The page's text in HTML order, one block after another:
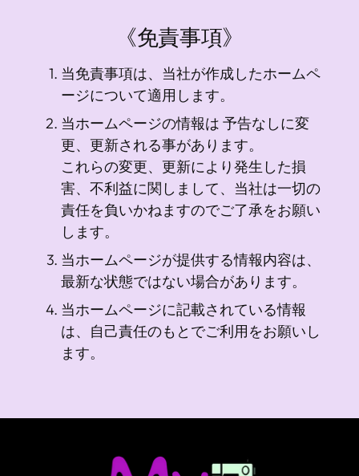
《免責事項》
当免責事項は、当社が作成したホームペ
ージについて適用します。
当ホームページの情報は 予告なしに変
更、更新される事があります。
これらの変更、更新により発生した損
害、不利益に関しまして、当社は一切の
責任を負いかねますのでご了承をお願い
します。
当ホームページが提供する情報内容は、
最新な状態ではない場合があります。
当ホームページに記載されている情報
は、自己責任のもとでご利用をお願いし
ます。